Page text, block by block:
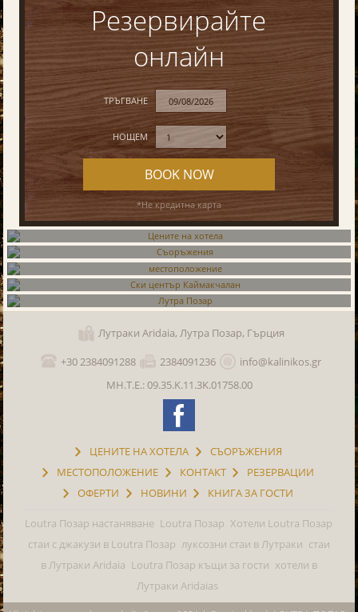
Резервирайте
онлайн
ТРЪГВАНЕ
НОЩЕМ
BOOK NOW
*Не кредитна карта
Цените на хотела
Съоръжения
Ски център Каймакчалан
Лутра Позар
Лутраки Aridaia, Лутра Позар, Гърция
+30 2384091288
2384091236
info@kalinikos.gr
ΜΗ.Τ.Ε.: 09.35.K.11.3K.01758.00
ЦЕНИТЕ НА ХОТЕЛА
СЪОРЪЖЕНИЯ
МЕСТОПОЛОЖЕНИЕ
КОНТАКТ
РЕЗЕРВАЦИИ
ОФЕРТИ
НОВИНИ КНИГА ЗА ГОСТИ
Loutra Позар настаняване Loutra Позар Хотели Loutra Позар
стаи с джакузи в Loutra Позар луксозни стаи в Лутраки стаи
в Лутраки Aridaia Loutra Позар къщи за гости хотели в
Лутраки Aridaias